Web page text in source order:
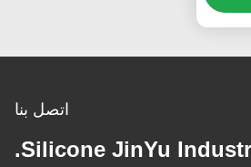
اتصل بنا
Silicone JinYu